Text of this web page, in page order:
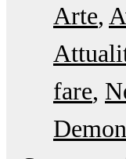
Arte
fare